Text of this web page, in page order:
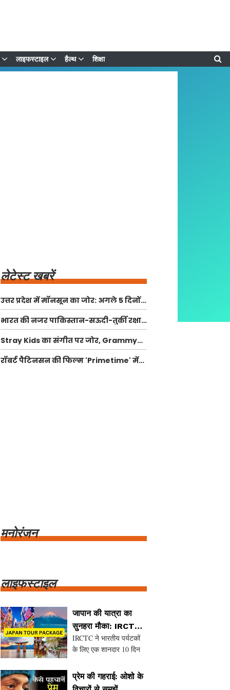
लाइफस्टाइल हैल्थ शिक्षा
लेटेस्ट खबरें
उत्तर प्रदेश में मॉनसून का जोर: अगले 5 दिनों
में भारी बारिश की संभावना
भारत की नजर पाकिस्तान-सऊदी-तुर्की रक्षा
समझौते पर: क्या है इसका महत्व?
Stray Kids का संगीत पर जोर, Grammy
Awards पर नहीं किया सीधा बयान
रॉबर्ट पैटिनसन की फिल्म 'Primetime' में
मनोरंजन
लाइफस्टाइल
जापान की यात्रा का
सुनहरा मौका: IRCTC
का नया टूर पैकेज
IRCTC ने भारतीय पर्यटकों
के लिए एक शानदार 10 दिन
पैकेज पेश किया है। यह
यात्रा 6 सितंबर को दिल्ली से
प्रेम की गहराई: ओशो के